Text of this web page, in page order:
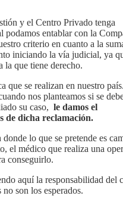
y el Centro Privado tenga
podamos entablar con la
criterio en cuanto a la
iniciando la vía judicial, ya
la que tiene derecho.
que se realizan en nuestro
nos planteamos si se
su caso, le damos el
de dicha reclamación.
lo que se pretende es
el médico que realiza una
conseguirlo.
aquí la responsabilidad del
son los esperados.